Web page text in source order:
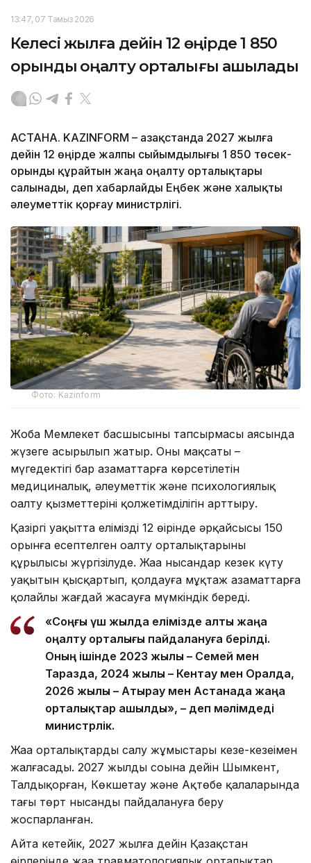
13:47, 07 Тамыз 2026
Келесі жылға дейін 12 өңірде 1 850
орындық оңалту орталығы ашылады
АСТАНА. KAZINFORM – Қазақстанда 2027 жылға
дейін 12 өңірде жалпы сыйымдылығы 1 850 төсек-
орынды құрайтын жаңа оңалту орталықтары
салынады, деп хабарлайды Еңбек және халықты
әлеуметтік қорғау министрлігі.
Фото: Kazinform
Жоба Мемлекет басшысының тапсырмасы аясында
жүзеге асырылып жатыр. Оның мақсаты –
мүгедектігі бар азаматтарға көрсетілетін
медициналық, әлеуметтік және психологиялық
оңалту қызметтерінің қолжетімділігін арттыру.
Қазіргі уақытта еліміздің 12 өңірінде әрқайсысы 150
орынға есептелген оңалту орталықтарының
құрылысы жүргізілуде. Жаңа нысандар кезек күту
уақытын қысқартып, қолдауға мұқтаж азаматтарға
қолайлы жағдай жасауға мүмкіндік береді.
«Соңғы үш жылда елімізде алты жаңа
оңалту орталығы пайдалануға берілді.
Оның ішінде 2023 жылы – Семей мен
Таразда, 2024 жылы – Кентау мен Оралда,
2026 жылы – Атырау мен Астанада жаңа
орталықтар ашылды», – деп мәлімдеді
министрлік.
Жаңа орталықтарды салу жұмыстары кезең-кезеңімен
жалғасады. 2027 жылдың соңына дейін Шымкент,
Талдықорған, Көкшетау және Ақтөбе қалаларында
тағы төрт нысанды пайдалануға беру
жоспарланған.
Айта кетейік, 2027 жылға дейін Қазақстан